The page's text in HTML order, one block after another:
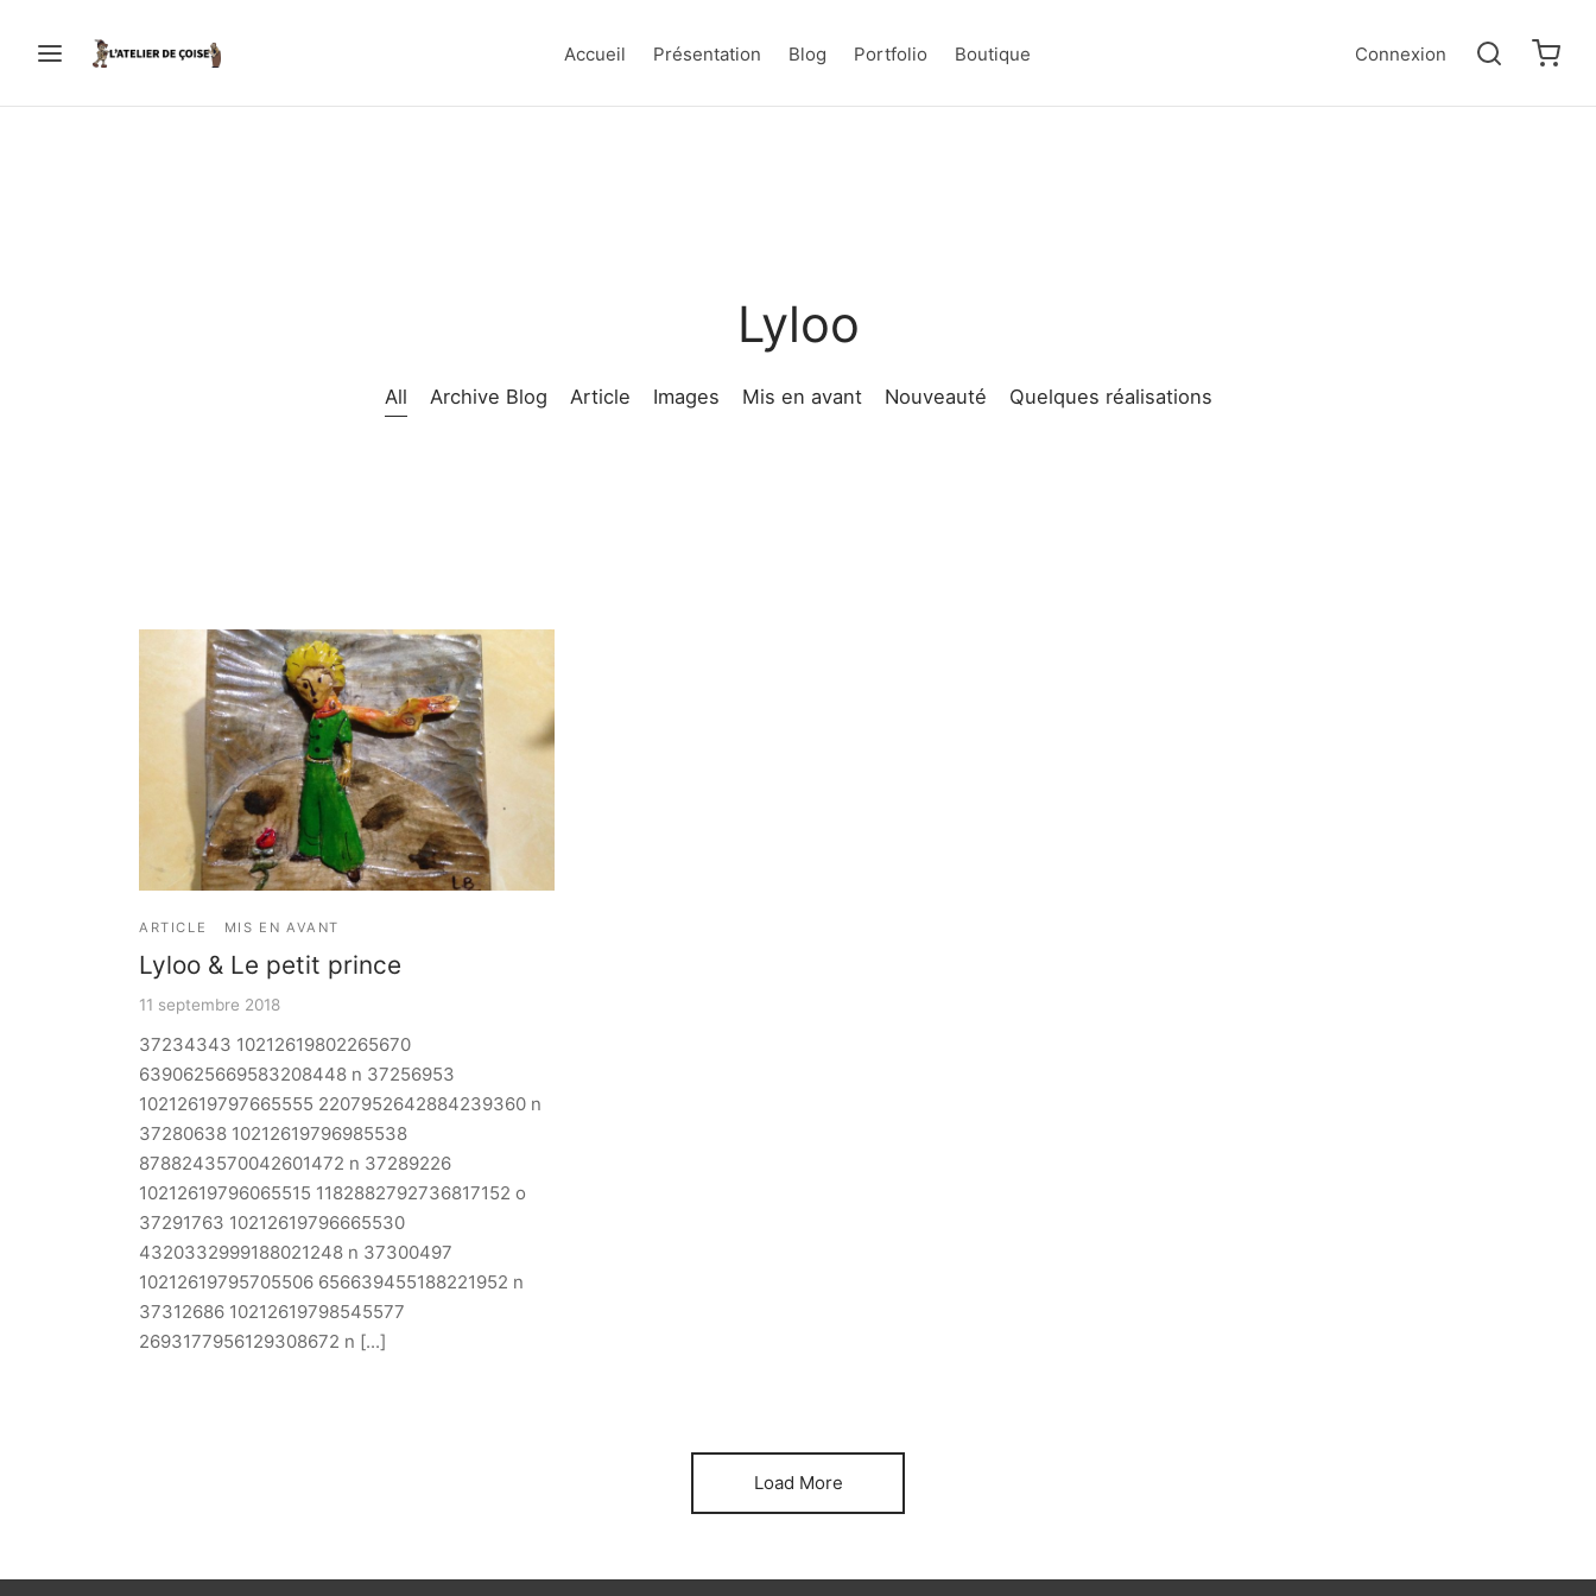
Accueil Présentation Blog Portfolio Boutique Connexion
Lyloo
All Archive Blog Article Images Mis en avant Nouveauté Quelques réalisations
ARTICLE MIS EN AVANT
Lyloo & Le petit prince
11 septembre 2018
37234343 10212619802265670
6390625669583208448 n 37256953
10212619797665555 2207952642884239360 n
37280638 10212619796985538
8788243570042601472 n 37289226
10212619796065515 1182882792736817152 o
37291763 10212619796665530
4320332999188021248 n 37300497
10212619795705506 656639455188221952 n
37312686 10212619798545577
2693177956129308672 n [...]
Load More